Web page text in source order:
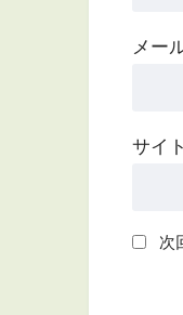
メー
サイト
次